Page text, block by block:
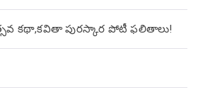
కథా,కవితా పురస్కార పోటీ ఫలితాలు!